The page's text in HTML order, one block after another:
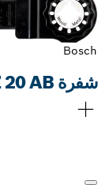
Bosch
شفرة AIZ 20 AB للأدوات متعددة الاستخدامات